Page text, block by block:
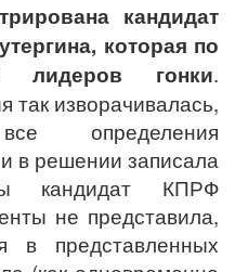
кандидат
которая по
гонки.
так изворачивалась,
определения
в решении записала
кандидат КПРФ
не представила,
в представленных